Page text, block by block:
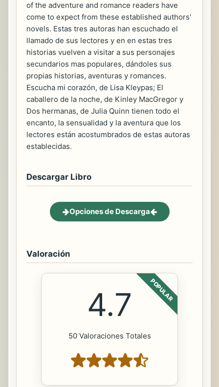
of the adventure and romance readers have
come to expect from these established authors'
novels. Estas tres autoras han escuchado el
llamado de sus lectores y en en estas tres
historias vuelven a visitar a sus personajes
secundarios mas populares, dándoles sus
propias historias, aventuras y romances.
Escucha mi corazón, de Lisa Kleypas; El
caballero de la noche, de Kinley MacGregor y
Dos hermanas, de Julia Quinn tienen todo el
encanto, la sensualidad y la aventura que los
lectores están acostumbrados de estas autoras
establecidas.
Descargar Libro
Opciones de Descarga
Valoración
POPULAR
4.7
50 Valoraciones Totales